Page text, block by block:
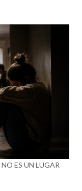
ES UN LUGAR